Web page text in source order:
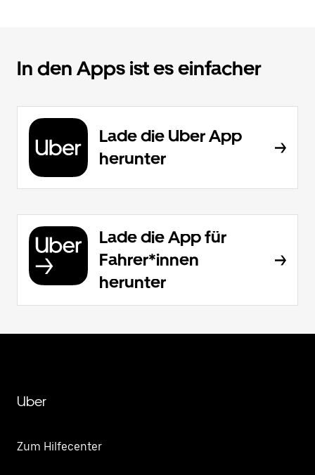
In den Apps ist es einfacher
Lade die Uber App
herunter
Lade die App für
Fahrer*innen
herunter
Uber
Zum Hilfecenter